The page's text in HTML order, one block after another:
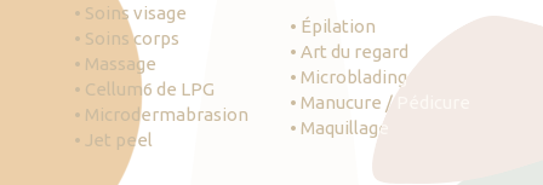
• Soins visage
• Soins corps
• Massage
• Cellum6 de LPG
• Microdermabrasion
• Jet peel
• Épilation
• Art du regard
• Microblading
• Manucure / Pédicure
• Maquillage